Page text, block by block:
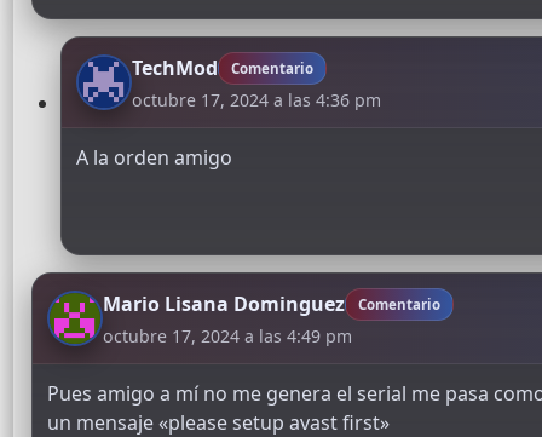
TechMod Comentario
octubre 17, 2024 a las 4:36 pm
A la orden amigo
Mario Lisana Dominguez Comentario
octubre 17, 2024 a las 4:49 pm
Pues amigo a mí no me genera el serial me pasa
un mensaje «please setup avast first»